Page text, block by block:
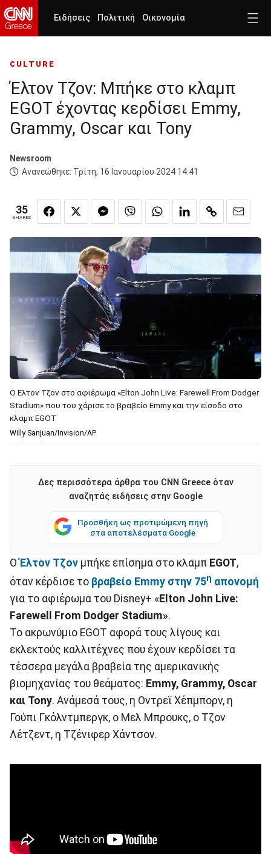
Ειδήσεις Πολιτική Οικονομία
CULTURE
Έλτον Τζον: Μπήκε στο κλαμπ
EGOT έχοντας κερδίσει Emmy,
Grammy, Oscar και Tony
Newsroom
Ανανεώθηκε: Τρίτη, 16 Ιανουαρίου 2024 14:41
35
SHARES
Ο Ελτον Τζον στο αφιέρωμα «Elton John Live: Farewell From Dodger
Stadium» που του χάρισε το βραβείο Emmy και την είσοδο στο
κλαμπ EGOT
Willy Sanjuan/Invision/AP
Δες περισσότερα άρθρα του CNN Greece όταν
αναζητάς ειδήσεις στην Google
Προσθήκη ως προτιμώμενη πηγή
στα αποτελέσματα Google
ΟΈλτον Τζον μπήκε επίσημα στο κλαμπ EGOT,
όταν κέρδισε το βραβείο Emmy στην 75η απονομή
για το αφιέρωμα του Disney+ «Elton John Live:
Farewell From Dodger Stadium».
Το ακρωνύμιο EGOT αφορά τους λίγους και
εκλεκτούς καλλιτέχνες που έχουν κερδίσει τα
τέσσερα μεγάλα βραβεία της αμερικανικής
βιομηχανίας του θεάματος: Emmy, Grammy, Oscar
και Tony. Ανάμεσά τους, η Οντρεϊ Χέπμπορν, η
Γούπι Γκόλντμπεργκ, ο Μελ Μπρουκς, ο Τζον
Λέτζεντ, η Τζένιφερ Χάντσον.